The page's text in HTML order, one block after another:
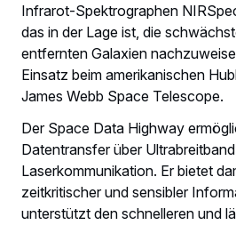
Infrarot-Spektrographen
das in der Lage ist, die
entfernten Galaxien
Einsatz beim amerikanischen
James Webb Space Telescope.
Der Space Data Highway
Datentransfer über
Laserkommunikation. Er bietet
zeitkritischer und sensibler
unterstützt den schnelleren und